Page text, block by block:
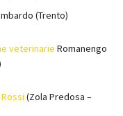
(Trento)
veterinarie Romanengo
(Zola Predosa –